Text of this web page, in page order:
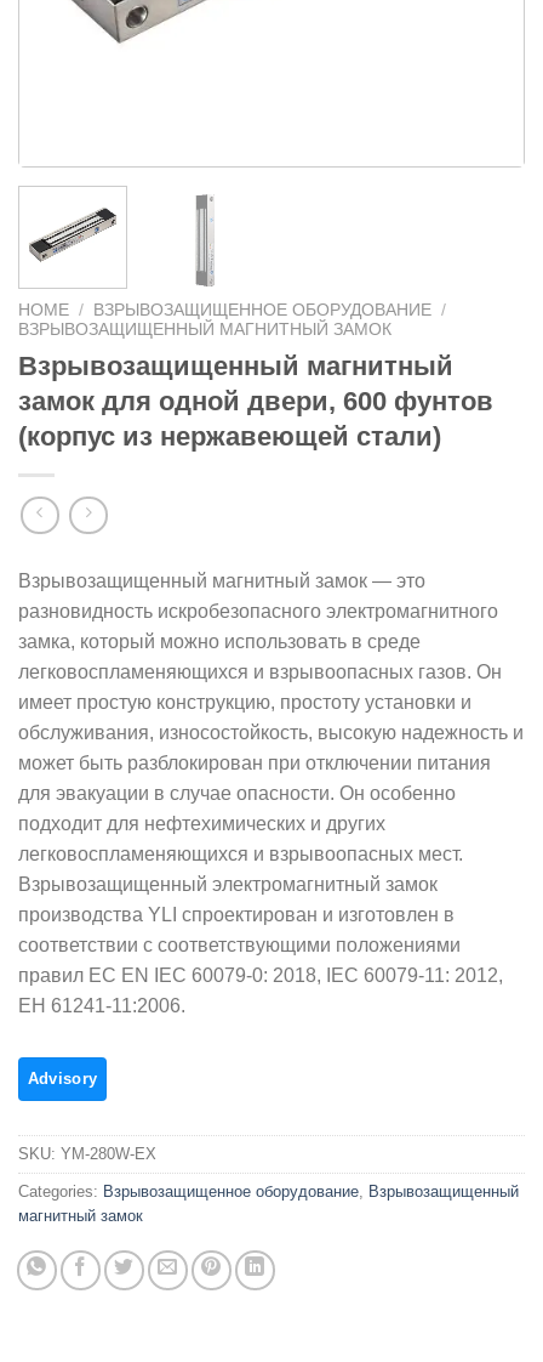
HOME / ВЗРЫВОЗАЩИЩЕННОЕ ОБОРУДОВАНИЕ /
ВЗРЫВОЗАЩИЩЕННЫЙ МАГНИТНЫЙ ЗАМОК
Взрывозащищенный магнитный
замок для одной двери, 600 фунтов
(корпус из нержавеющей стали)
Взрывозащищенный магнитный замок — это
разновидность искробезопасного электромагнитного
замка, который можно использовать в среде
легковоспламеняющихся и взрывоопасных газов. Он
имеет простую конструкцию, простоту установки и
обслуживания, износостойкость, высокую надежность и
может быть разблокирован при отключении питания
для эвакуации в случае опасности. Он особенно
подходит для нефтехимических и других
легковоспламеняющихся и взрывоопасных мест.
Взрывозащищенный электромагнитный замок
производства YLI спроектирован и изготовлен в
соответствии с соответствующими положениями
правил ЕС EN IEC 60079-0: 2018, IEC 60079-11: 2012,
ЕН 61241-11:2006.
SKU: YM-280W-EX
Categories: Взрывозащищенное оборудование
Взрывозащищенный
магнитный замок